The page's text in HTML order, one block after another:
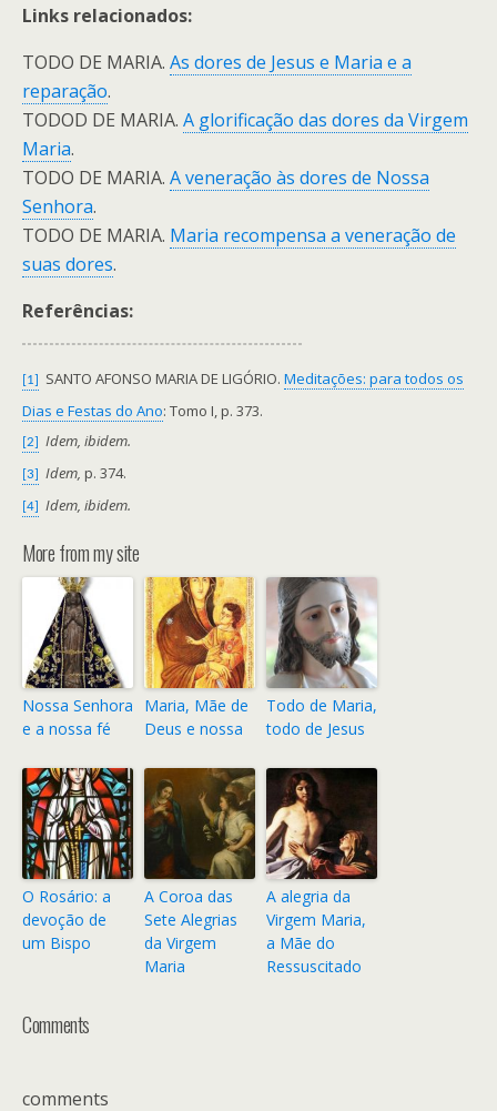
Links relacionados:
TODO DE MARIA. As dores de Jesus e Maria e a
reparação.
TODOD DE MARIA. A glorificação das dores da Virgem
Maria.
TODO DE MARIA. A veneração às dores de Nossa
Senhora.
TODO DE MARIA. Maria recompensa a veneração de
suas dores.
Referências:
[1] SANTO AFONSO MARIA DE LIGÓRIO. Meditações: para todos os
Dias e Festas do Ano: Tomo I, p. 373.
[2] Idem, ibidem.
[3] Idem, p. 374.
[4] Idem, ibidem.
More from my site
Nossa Senhora
e a nossa fé
Maria, Mãe de
Deus e nossa
Todo de Maria,
todo de Jesus
O Rosário: a
devoção de
um Bispo
A Coroa das
Sete Alegrias
da Virgem
Maria
A alegria da
Virgem Maria,
a Mãe do
Ressuscitado
Comments
comments